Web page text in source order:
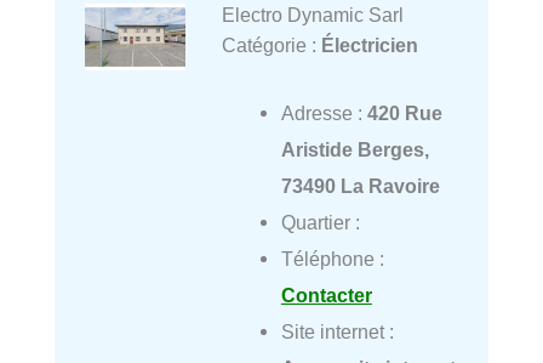
Electro Dynamic Sarl
Catégorie : Électricien
Adresse : 420 Rue
Aristide Berges,
73490 La Ravoire
Quartier :
Téléphone :
Contacter
Site internet :